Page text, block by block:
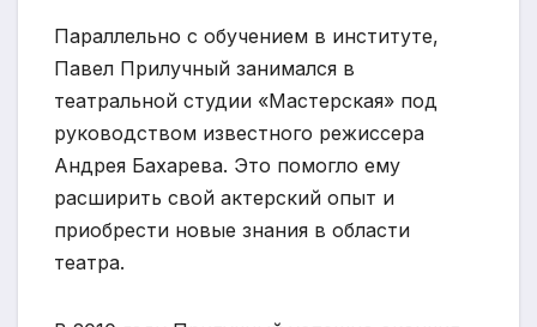
Параллельно с обучением в институте,
Павел Прилучный занимался в
театральной студии «Мастерская» под
руководством известного режиссера
Андрея Бахарева. Это помогло ему
расширить свой актерский опыт и
приобрести новые знания в области
театра.